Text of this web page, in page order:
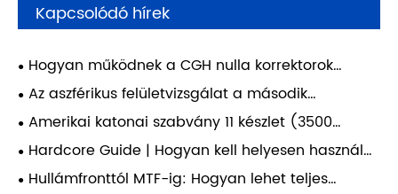
Kapcsolódó hírek
Hogyan működnek a CGH nulla korrektorok
diffraktív nulllencseként (DNL) a nagy pontosságú
aszféra tesztelés érdekében?
Az aszférikus felületvizsgálat a második
korszakba lép: Hogyan határozza meg a
hatékonyság a minőségi változás élvonalát a jövő
optikai gyártásában?
Amerikai katonai szabvány 11 készlet (3500
sorpár) ultranagy felbontású tesztcélokból:
kulcsfontosságú ellenőrző szabvány a
csúcskategóriás objektívek valódi felbontásához.
Hardcore Guide | Hogyan kell helyesen használni
az USAF 1951-et az optikai rendszer felbontásának
Hullámfronttól MTF-ig: Hogyan lehet teljes